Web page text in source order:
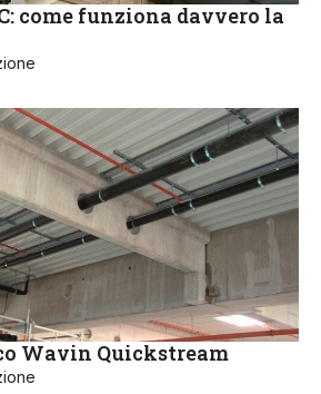
come funziona davvero la
Wavin Quickstream